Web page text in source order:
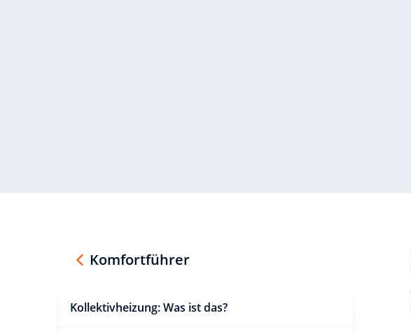
Komfortführer
Kollektivheizung: Was ist das?